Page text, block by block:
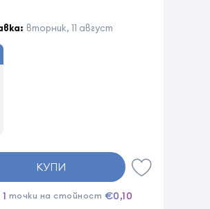
вторник, 11 август
КУПИ
1 точки на стойност €0,10